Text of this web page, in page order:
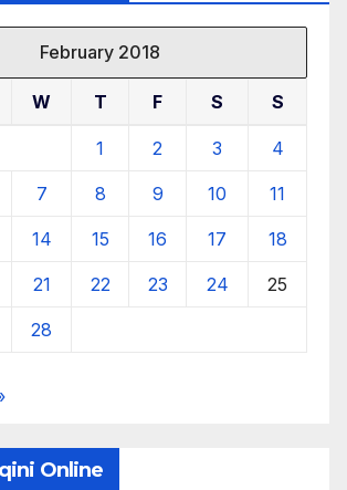
February 2018
W T F S S
1 2 3 4
7 8 9 10 11
14 15 16 17 18
21 22 23 24 25
28
Online